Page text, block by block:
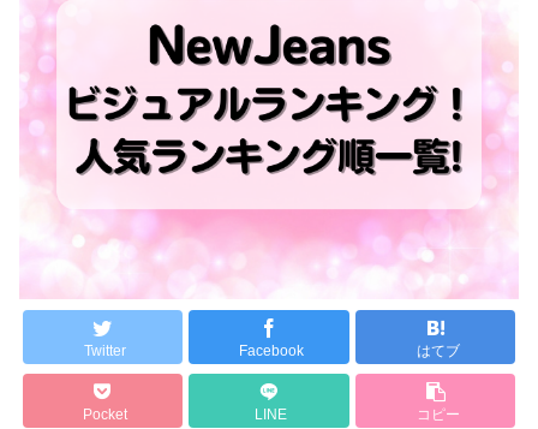
Twitter Facebook はてブ
Pocket LINE コピー